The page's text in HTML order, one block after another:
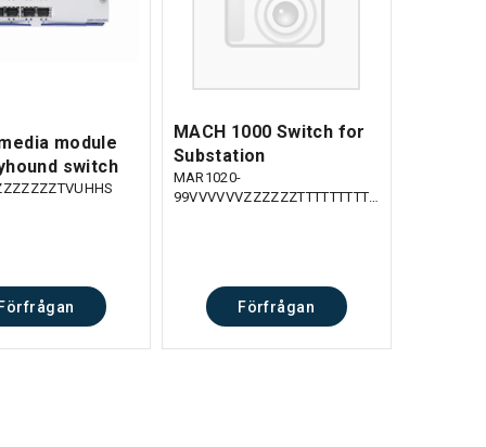
module
switch
MACH 1000 Switch for
Substation
MAR1020-
99VVVVVVZZZZZZTTTTTTTTTTTTSGGHPH
Förfrågan